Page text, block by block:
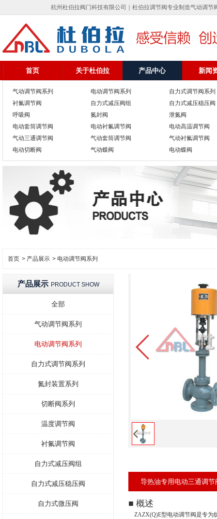
杭州杜伯拉阀门科技有限公司｜杜伯拉调节阀专业制造气动调节
首页 关于杜伯拉 产品中心 新闻
气动调节阀系列 电动调节阀系列
自力式调节阀系列
衬氟调节阀
自力式减压阀组
自力式减压稳压阀
呼吸阀
氮封阀
泄氮阀
电动套筒调节阀
电动衬氟调节阀
电动高温调节阀
气动三通调节阀
气动套筒调节阀
气动衬氟调节阀
电动切断阀
气动蝶阀 电动蝶阀
首页 > 产品展示 > 电动调节阀系列
产品展示 PRODUCT SHOW
全部
气动调节阀系列
电动调节阀系列
自力式调节阀系列
氮封装置系列
切断阀系列
温度调节阀
衬氟调节阀
自力式减压阀组
自力式减压稳压阀
自力式微压阀
导热油专用电动三通调节
■ 概述
ZAZX(Q)E型电动调节阀是专为